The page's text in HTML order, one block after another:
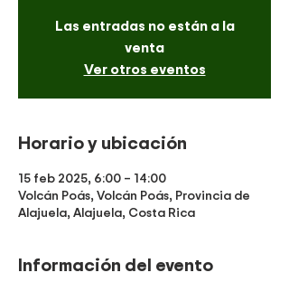
Las entradas no están a la
venta
Ver otros eventos
Horario y ubicación
15 feb 2025, 6:00 – 14:00
Volcán Poás, Volcán Poás, Provincia de
Alajuela, Alajuela, Costa Rica
Información del evento